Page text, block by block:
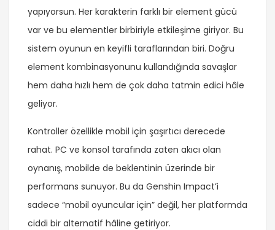
yapıyorsun. Her karakterin farklı bir element gücü
var ve bu elementler birbiriyle etkileşime giriyor. Bu
sistem oyunun en keyifli taraflarından biri. Doğru
element kombinasyonunu kullandığında savaşlar
hem daha hızlı hem de çok daha tatmin edici hâle
geliyor.
Kontroller özellikle mobil için şaşırtıcı derecede
rahat. PC ve konsol tarafında zaten akıcı olan
oynanış, mobilde de beklentinin üzerinde bir
performans sunuyor. Bu da Genshin Impact’i
sadece “mobil oyuncular için” değil, her platformda
ciddi bir alternatif hâline getiriyor.